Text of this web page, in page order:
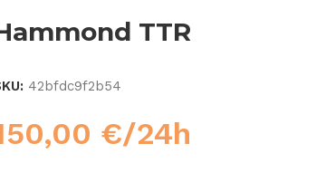
TTR
42bfdc9f2b54
€/24h